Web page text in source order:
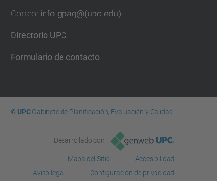
Correo: info.gpaq@(upc.edu)
Directorio UPC
Formulario de contacto
© UPCGabinete de Planificación, Evaluación y Calidad
Desarrollado con
Mapa del Sitio
Accesibilidad
Aviso legal
Configuración de privacidad